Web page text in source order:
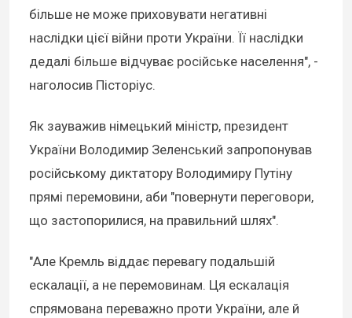
більше не може приховувати негативні
наслідки цієї війни проти України. Її наслідки
дедалі більше відчуває російське населення", -
наголосив Пісторіус.
Як зауважив німецький міністр, президент
України Володимир Зеленський запропонував
російському диктатору Володимиру Путіну
прямі перемовини, аби "повернути переговори,
що застопорилися, на правильний шлях".
"Але Кремль віддає перевагу подальшій
ескалації, а не перемовинам. Ця ескалація
спрямована переважно проти України, але й